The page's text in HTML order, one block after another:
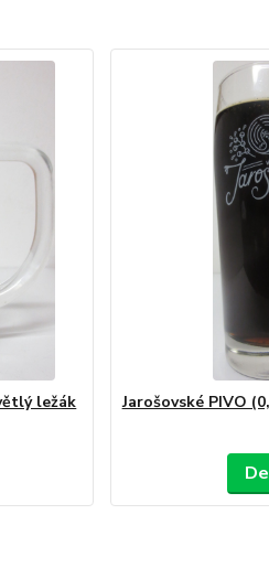
ležák
Jarošovské PIVO